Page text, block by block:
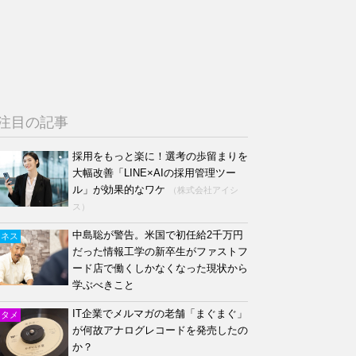
目の記事
採用をもっと楽に！選考の歩留まりを
大幅改善「LINE×AIの採用管理ツー
ル」が効果的なワケ
（株式会社アイシ
ス）
ス
中島聡が警告。米国で初任給2千万円
だった情報工学の新卒生がファストフ
ード店で働くしかなくなった現状から
学ぶべきこと
メ
IT企業でメルマガの老舗「まぐまぐ」
が何故アナログレコードを発売したの
か？